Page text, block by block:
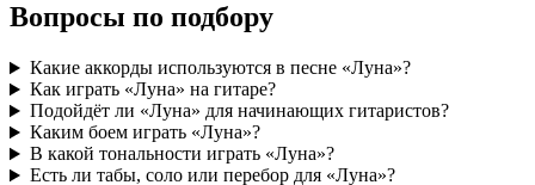
Вопросы по подбору
Какие аккорды используются в песне «Луна»?
Как играть «Луна» на гитаре?
Подойдёт ли «Луна» для начинающих гитаристов?
Каким боем играть «Луна»?
В какой тональности играть «Луна»?
Есть ли табы, соло или перебор для «Луна»?